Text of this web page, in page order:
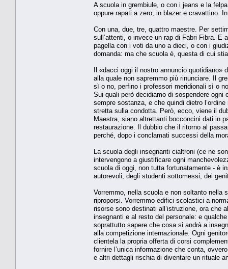
A scuola in grembiule, o con i jeans e la
oppure rapati a zero, in blazer e cravattino.
Con una, due, tre, quattro maestre. Per
sull’attenti, o invece un rap di Fabri Fibra. E
pagella con i voti da uno a dieci, o con i
domanda: ma che scuola è, questa di cui
Il «dacci oggi il nostro annuncio quotidiano»
alla quale non sapremmo più rinunciare. Il
sì o no, perfino i professori meridionali sì o
Sui quali però decidiamo di sospendere
sempre sostanza, e che quindi dietro
stretta sulla condotta. Però, ecco, viene il
Maestra, siano altrettanti bocconcini dati in
restaurazione. Il dubbio che il ritorno al
perché, dopo i conclamati successi della
La scuola degli insegnanti cialtroni (ce ne
intervengono a giustificare ogni
scuola di oggi, non tutta fortunatamente - è
autorevoli, degli studenti sottomessi, dei
Vorremmo, nella scuola e non soltanto nella
riproporsi. Vorremmo edifici scolastici a
risorse sono destinati all’istruzione, ora che
insegnanti e al resto del personale: e
soprattutto sapere che cosa si andrà a
alla competizione internazionale. Ogni
clientela la propria offerta di corsi
fornire l’unica informazione che conta,
e altri dettagli rischia di diventare un rituale